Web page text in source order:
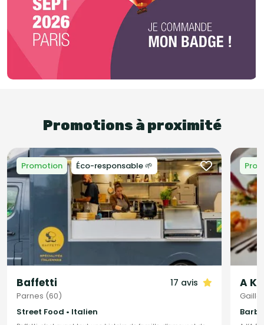
Promotions à proximité
Promotion Éco-responsable 🌱
Baffetti 17 avis
Parnes (60)
Street Food • Italien
A